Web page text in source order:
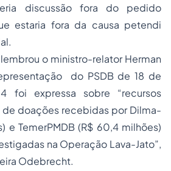
discussão fora do pedido
estaria fora da causa petendi
o ministro-relator Herman
do PSDB de 18 de
foi expressa sobre “recursos
doações recebidas por Dilma-
e TemerPMDB (R$ 60,4 milhões)
na Operação Lava-Jato”,
Odebrecht.